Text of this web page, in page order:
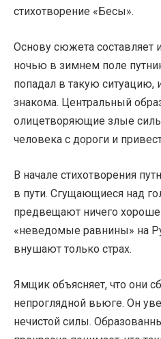
стихотворение «Бесы».
Основу сюжета составляет
ночью в зимнем поле
попадал в такую ситуацию,
знакома. Центральный
олицетворяющие злые
человека с дороги и
В начале стихотворения
в пути. Сгущающиеся над
предвещают ничего
«неведомые равнины» на
внушают только страх.
Ямщик объясняет, что они
непроглядной вьюге. Он
нечистой силы.